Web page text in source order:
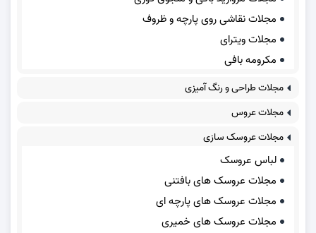
مجلات نقاشی روی پارچه و ظروف
مجلات ویترای
مکرومه بافی
مجلات طراحی و رنگ آمیزی
مجلات عروس
مجلات عروسک سازی
لباس عروسک
مجلات عروسک های بافتنی
مجلات عروسک های پارچه ای
مجلات عروسک های خمیری